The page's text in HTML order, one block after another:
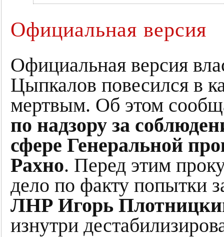
Официальная версия
Официальная версия
Цыпкалов повесился в
мертвым. Об этом
по надзору за
сфере Генеральной
Рахно. Перед этим
дело по факту попытки
ЛНР Игорь
изнутри